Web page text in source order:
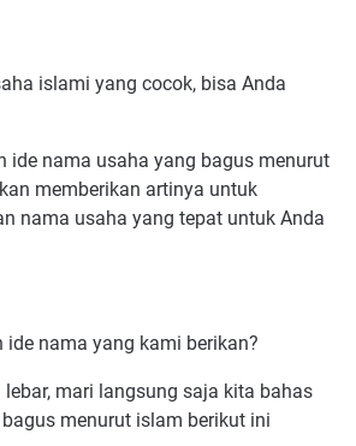
islami yang cocok, bisa Anda
ide nama usaha yang bagus menurut
memberikan artinya untuk
nama usaha yang tepat untuk Anda
ide nama yang kami berikan?
mari langsung saja kita bahas
menurut islam berikut ini